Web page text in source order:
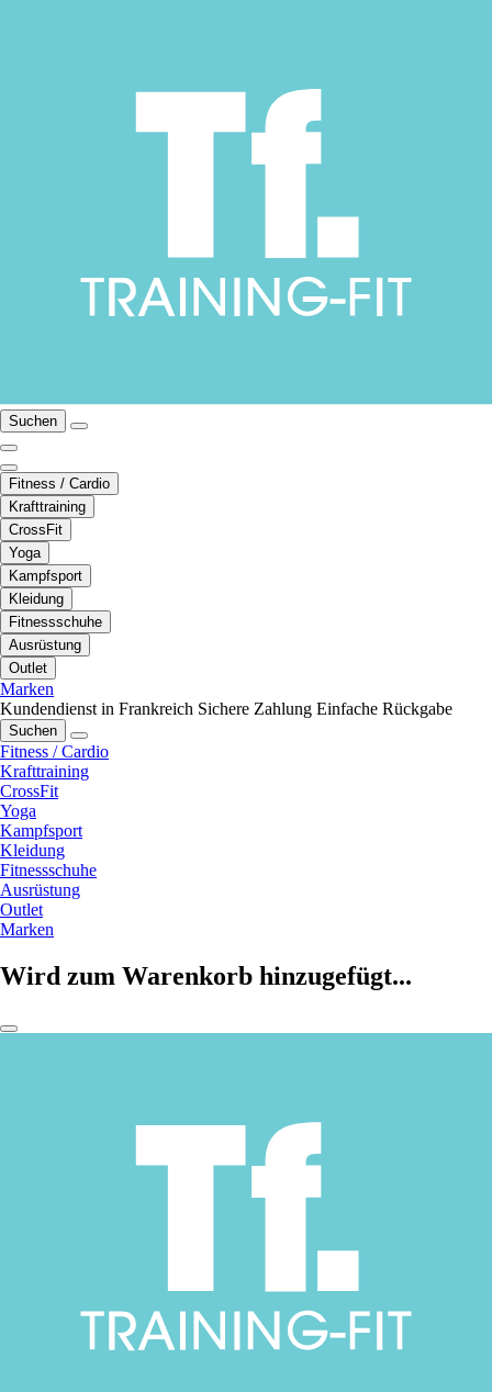
Suchen
Fitness / Cardio
Krafttraining
CrossFit
Yoga
Kampfsport
Kleidung
Fitnessschuhe
Ausrüstung
Outlet
Marken
Kundendienst in Frankreich Sichere Zahlung Einfache Rückgabe
Suchen
Fitness / Cardio
Krafttraining
CrossFit
Yoga
Kampfsport
Kleidung
Fitnessschuhe
Ausrüstung
Outlet
Marken
Wird zum Warenkorb hinzugefügt...